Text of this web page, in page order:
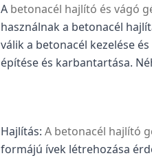
A betonacél hajlító és vágó
használnak a betonacél
válik a betonacél kezelése
építése és karbantartása.
Hajlítás: A betonacél hajlító
formájú ívek létrehozása